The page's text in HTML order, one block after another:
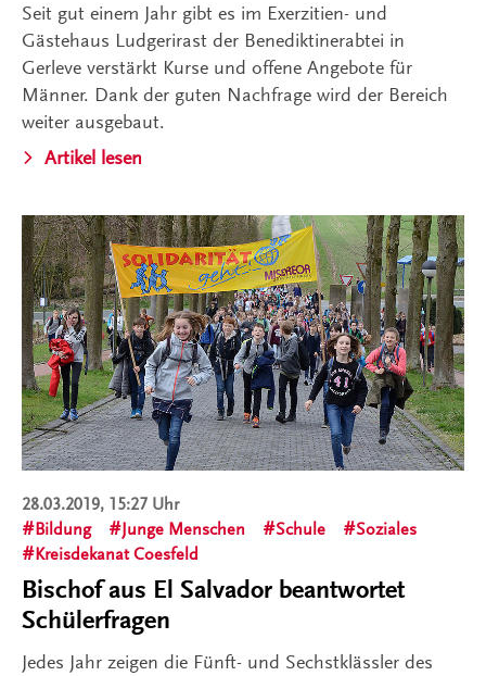
Seit gut einem Jahr gibt es im Exerzitien- und
Gästehaus Ludgerirast der Benediktinerabtei in
Gerleve verstärkt Kurse und offene Angebote für
Männer. Dank der guten Nachfrage wird der Bereich
weiter ausgebaut.
Artikel lesen
28.03.2019, 15:27 Uhr
Bildung
Junge Menschen Schule
Soziales
Kreisdekanat Coesfeld
Bischof aus El Salvador beantwortet
Schülerfragen
Jedes Jahr zeigen die Fünft- und Sechstklässler des